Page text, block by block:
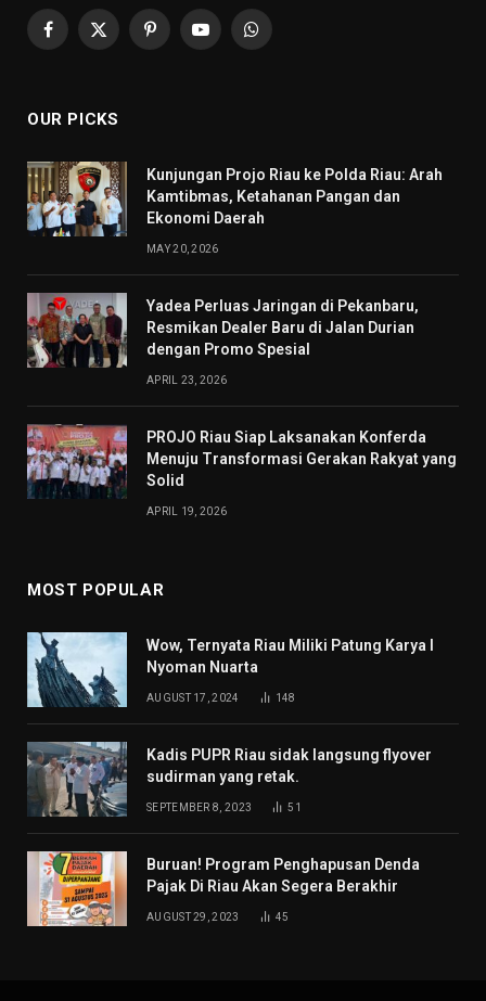
Facebook
X
PinterestYouTubeWhatsApp
OUR PICKS
Kunjungan Projo Riau ke Polda Riau: Arah
Kamtibmas, Ketahanan Pangan dan
Ekonomi Daerah
MAY 20, 2026
Yadea Perluas Jaringan di Pekanbaru,
Resmikan Dealer Baru di Jalan Durian
dengan Promo Spesial
APRIL 23, 2026
PROJO Riau Siap Laksanakan Konferda
Menuju Transformasi Gerakan Rakyat yang
Solid
APRIL 19, 2026
MOST POPULAR
Wow, Ternyata Riau Miliki Patung Karya I
Nyoman Nuarta
AUGUST 17, 2024 148
Kadis PUPR Riau sidak langsung flyover
sudirman yang retak.
SEPTEMBER 8, 2023 51
Buruan! Program Penghapusan Denda
Pajak Di Riau Akan Segera Berakhir
AUGUST 29, 2023 45